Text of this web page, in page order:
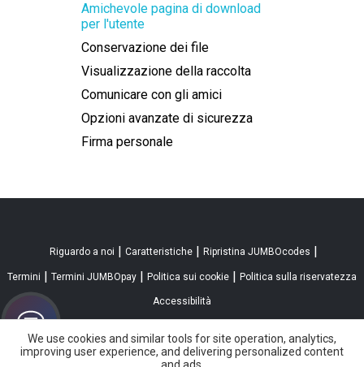
Amichevole pagina di download
per l'utente
Conservazione dei file
Visualizzazione della raccolta
Comunicare con gli amici
Opzioni avanzate di sicurezza
Firma personale
Riguardo a noi | Caratteristiche | Ripristina JUMBOcodes |
Termini | Termini JUMBOpay | Politica sui cookie | Politica sulla riservatezza
Accessibilità
We use cookies and similar tools for site operation, analytics,
improving user experience, and delivering personalized content